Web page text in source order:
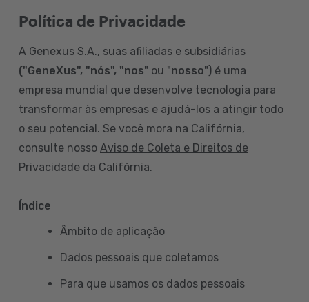
Política de Privacidade
A Genexus S.A., suas afiliadas e subsidiárias
("GeneXus", "nós", "nos" ou "nosso") é uma
empresa mundial que desenvolve tecnologia para
transformar às empresas e ajudá-los a atingir todo
o seu potencial. Se você mora na Califórnia,
consulte nosso Aviso de Coleta e Direitos de
Privacidade da Califórnia.
Índice
Âmbito de aplicação
Dados pessoais que coletamos
Para que usamos os dados pessoais